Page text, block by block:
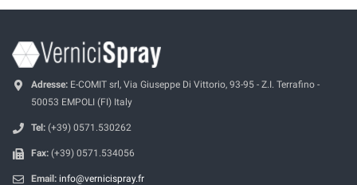
Adresse: E-COMIT srl, Via Giuseppe Di Vittorio, 93-95 - Z.I. Terrafino -
50053 EMPOLI (FI) Italy
Tel: (+39) 0571.530262
Fax: (+39) 0571.534056
Email: info@vernicispray.fr